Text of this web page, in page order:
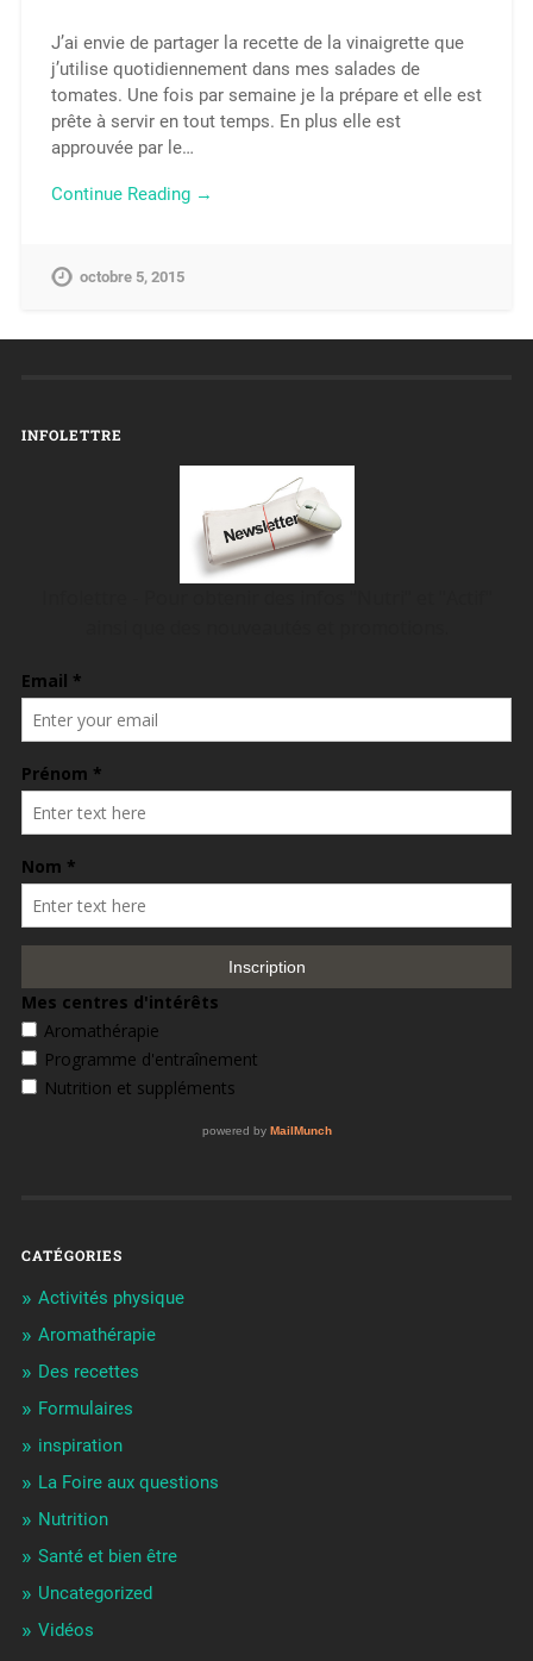
J’ai envie de partager la recette de la vinaigrette que
j’utilise quotidiennement dans mes salades de
tomates. Une fois par semaine je la prépare et elle est
prête à servir en tout temps. En plus elle est
approuvée par le…
Continue Reading →
octobre 5, 2015
INFOLETTRE
CATÉGORIES
Activités physique
Aromathérapie
Des recettes
Formulaires
inspiration
La Foire aux questions
Nutrition
Santé et bien être
Uncategorized
Vidéos